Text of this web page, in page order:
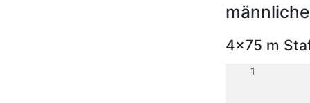
4x75 m
1